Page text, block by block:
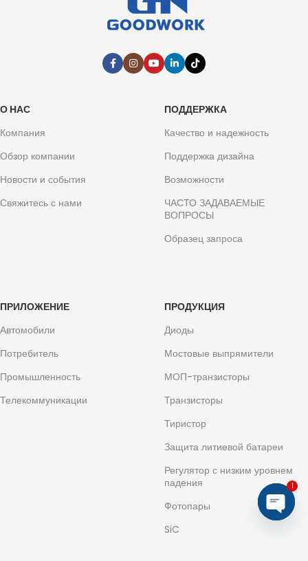
О НАС
Компания
Обзор компании
Новости и события
Свяжитесь с нами
ПОДДЕРЖКА
Качество и надежность
Поддержка дизайна
Возможности
ЧАСТО ЗАДАВАЕМЫЕ
ВОПРОСЫ
Образец запроса
ПРИЛОЖЕНИЕ
Автомобили
Потребитель
Промышленность
Телекоммуникации
ПРОДУКЦИЯ
Диоды
Мостовые выпрямители
МОП-транзисторы
Транзисторы
Тиристор
Защита литиевой батареи
Регулятор с низким уровнем
падения
Фотопары
SiC
1